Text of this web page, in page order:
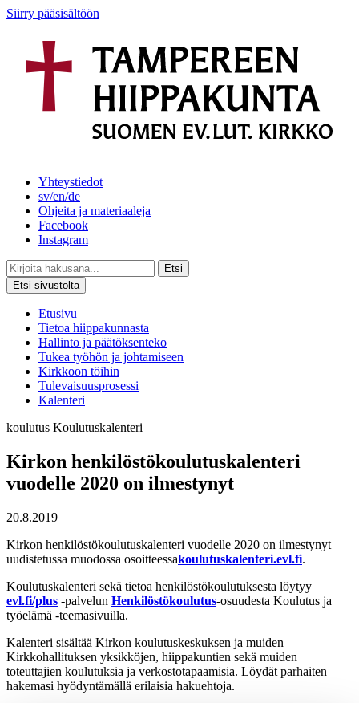
Siirry pääsisältöön
Yhteystiedot
sv/en/de
Ohjeita ja materiaaleja
Facebook
Instagram
Etsi
Etsi sivustolta
Etusivu
Tietoa hiippakunnasta
Hallinto ja päätöksenteko
Tukea työhön ja johtamiseen
Kirkkoon töihin
Tulevaisuusprosessi
Kalenteri
koulutus Koulutuskalenteri
Kirkon henkilöstökoulutuskalenteri
vuodelle 2020 on ilmestynyt
20.8.2019
Kirkon henkilöstökoulutuskalenteri vuodelle 2020 on ilmestynyt
uudistetussa muodossa osoitteessakoulutuskalenteri.evl.fi.
Koulutuskalenteri sekä tietoa henkilöstökoulutuksesta löytyy
evl.fi/plus -palvelun Henkilöstökoulutus-osuudesta Koulutus ja
työelämä -teemasivuilla.
Kalenteri sisältää Kirkon koulutuskeskuksen ja muiden
Kirkkohallituksen yksikköjen, hiippakuntien sekä muiden
toteuttajien koulutuksia ja verkostotapaamisia. Löydät parhaiten
hakemasi hyödyntämällä erilaisia hakuehtoja.